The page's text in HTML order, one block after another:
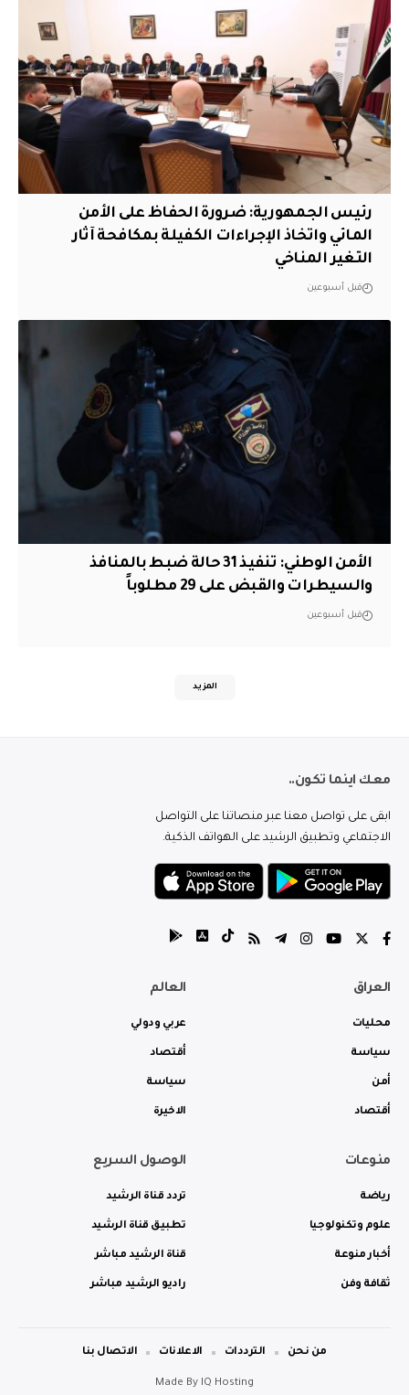
رئيس الجمهورية: ضرورة الحفاظ على الأمن
المائي واتخاذ الإجراءات الكفيلة بمكافحة آثار
التغير المناخي
قبل أسبوعين
الأمن الوطني: تنفيذ 31 حالة ضبط بالمنافذ
والسيطرات والقبض على 29 مطلوباً
قبل أسبوعين
المزيد
معك اينما تكون..
ابقى على تواصل معنا عبر منصاتنا على التواصل
الاجتماعي وتطبيق الرشيد على الهواتف الذكية.
العراق
محليات
سياسة
أمن
أقتصاد
العالم
عربي ودولي
أقتصاد
سياسة
الاخيرة
منوعات
رياضة
علوم وتكنولوجيا
أخبار منوعة
ثقافة وفن
الوصول السريع
تردد قناة الرشيد
تطبيق قناة الرشيد
قناة الرشيد مباشر
راديو الرشيد مباشر
Made By IQ Hosting
من نحن الترددات الاعلانات الاتصال بنا